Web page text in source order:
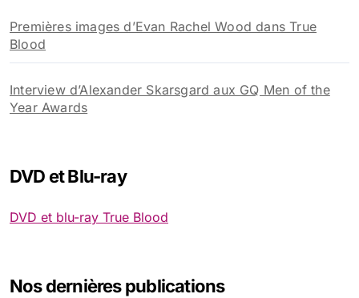
Premières images d’Evan Rachel Wood dans True
Blood
Interview d’Alexander Skarsgard aux GQ Men of the
Year Awards
DVD et Blu-ray
DVD et blu-ray True Blood
Nos dernières publications